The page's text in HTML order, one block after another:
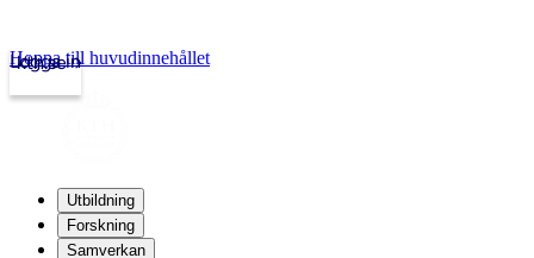
kth.se
Logga in
Hoppa till huvudinnehållet
Utbildning
Forskning
Samverkan